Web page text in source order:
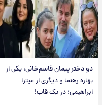
دو دختر پیمان قاسم‌خانی، یکی از
بهاره رهنما و دیگری از میترا
ابراهیمی؛ در یک قاب!